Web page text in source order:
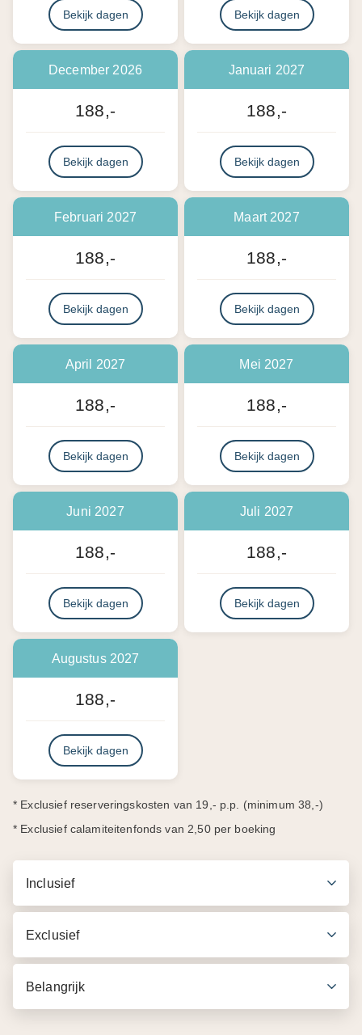
Bekijk dagen Bekijk dagen
December 2026
188,-
Bekijk dagen
Januari 2027
188,-
Bekijk dagen
Februari 2027
188,-
Bekijk dagen
Maart 2027
188,-
Bekijk dagen
April 2027
188,-
Bekijk dagen
Mei 2027
188,-
Bekijk dagen
Juni 2027
188,-
Bekijk dagen
Juli 2027
188,-
Bekijk dagen
Augustus 2027
188,-
Bekijk dagen
* Exclusief reserveringskosten van 19,- p.p. (minimum 38,-)
* Exclusief calamiteitenfonds van 2,50 per boeking
Inclusief
Exclusief
Belangrijk